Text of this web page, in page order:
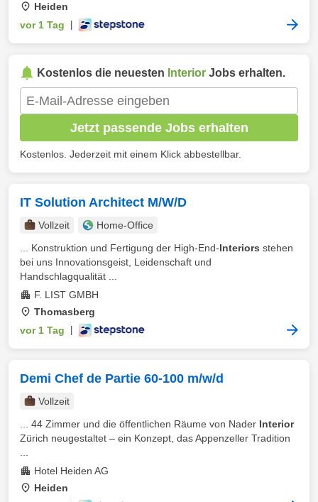
Heiden
vor 1 Tag
Kostenlos die neuesten Interior Jobs erhalten.
Jetzt passende Jobs erhalten
Kostenlos. Jederzeit mit einem Klick abbestellbar.
IT Solution Architect M/W/D
Vollzeit
Home-Office
... Konstruktion und Fertigung der High-End-Interiors stehen
bei uns Innovationsgeist, Leidenschaft und
Handschlagqualität ...
F. LIST GMBH
Thomasberg
vor 1 Tag
Demi Chef de Partie 60-100 m/w/d
Vollzeit
... 44 Zimmer und die öffentlichen Räume von Nader Interior
Zürich neugestaltet – ein Konzept, das Appenzeller Tradition
Hotel Heiden AG
Heiden